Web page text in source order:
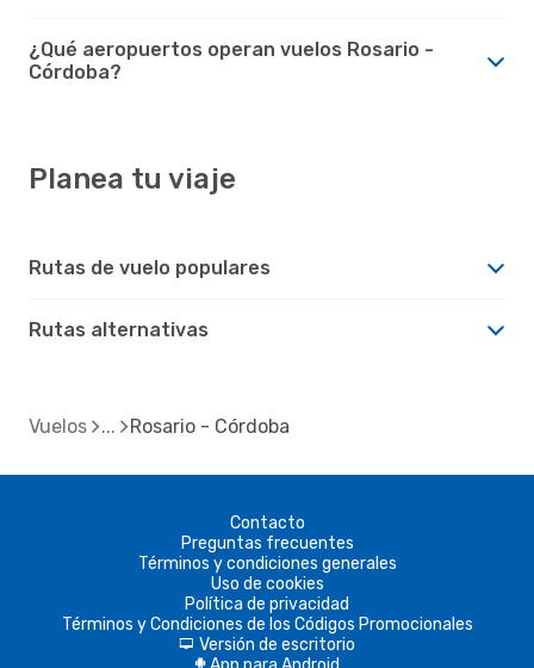
¿Qué aeropuertos operan vuelos Rosario -
Córdoba?
Planea tu viaje
Rutas de vuelo populares
Rutas alternativas
Vuelos Rosario - Córdoba
Contacto
Preguntas frecuentes
Términos y condiciones generales
Uso de cookies
Política de privacidad
Términos y Condiciones de los Códigos Promocionales
d Versión de escritorio